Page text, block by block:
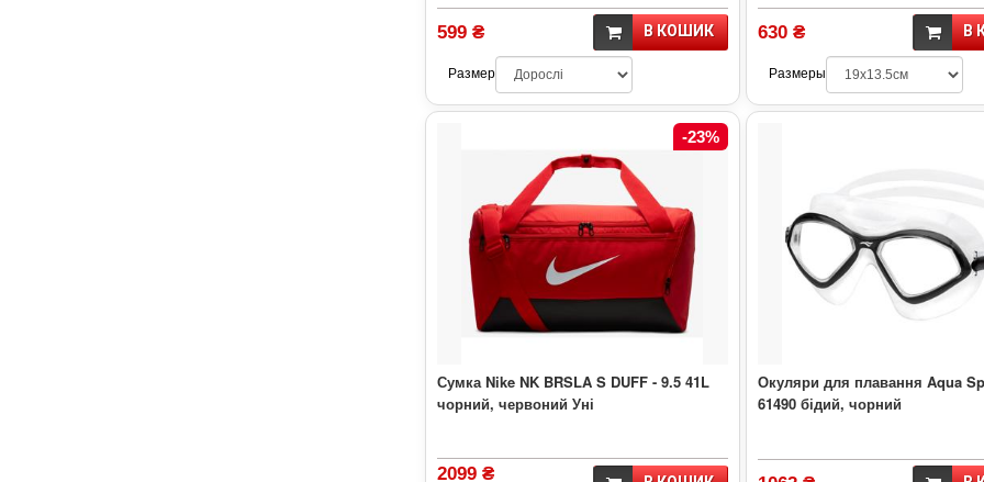
599 ₴ В КОШИК
Размер
630 ₴ В
Размеры
-23%
Сумка Nike NK BRSLA S DUFF - 9.5 41L
чорний, червоний Уні
2099 ₴
Окуляри для плавання Aqua
61490 бідий, чорний